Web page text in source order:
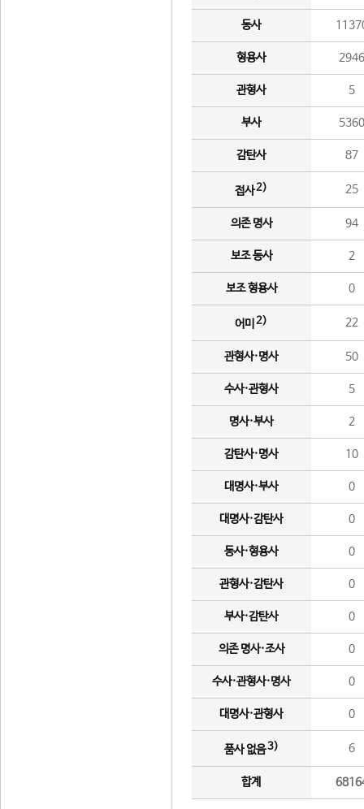
동사
형용사 2946
관형사 5
부사 5360
감탄사 87
접사2) 25
의존 명사 94
보조 동사 2
보조 형용사 0
어미 2) 22
관형사·명사 50
수사·관형사 5
명사·부사 2
감탄사·명사 10
대명사·부사 0
대명사·감탄사 0
동사·형용사 0
관형사·감탄사 0
부사·감탄사 0
의존 명사·조사 0
수사·관형사·명사 0
대명사·관형사 0
품사 없음3) 6
합계